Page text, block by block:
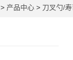
> 产品中心 > 刀叉勺/